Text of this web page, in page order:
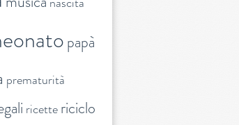
papà
prematurità
ricettericiclo